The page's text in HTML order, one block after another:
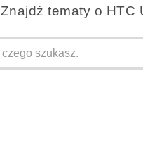
Znajdż tematy o HTC